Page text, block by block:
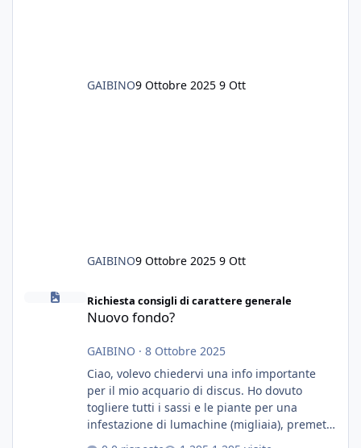
GAIBINO9 Ottobre 2025 9 Ott
GAIBINO9 Ottobre 2025 9 Ott
Richiesta consigli di carattere generale
Nuovo fondo?
GAIBINO · 8 Ottobre 2025
Ciao, volevo chiedervi una info importante
per il mio acquario di discus. Ho dovuto
togliere tutti i sassi e le piante per una
infestazione di lumachine (migliaia), premetto